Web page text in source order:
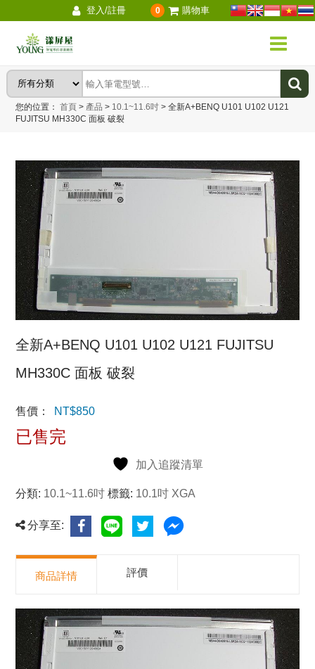
登入/註冊 0 購物車
您的位置：首頁 > 產品 > 10.1~11.6吋 > 全新A+BENQ U101 U102 U121
FUJITSU MH330C 面板 破裂
全新A+BENQ U101 U102 U121 FUJITSU
MH330C 面板 破裂
售價： NT$850
已售完
加入追蹤清單
分類: 10.1~11.6吋 標籤: 10.1吋 XGA
分享至:
商品詳情 評價